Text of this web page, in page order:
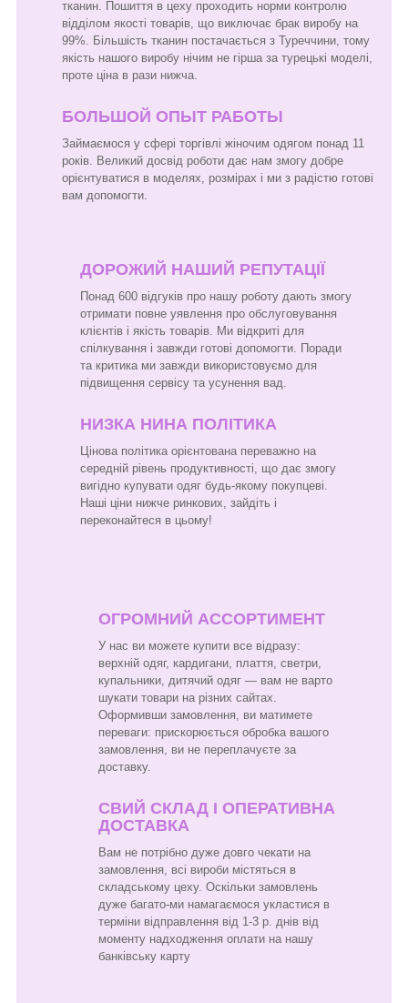
тканин. Пошиття в цеху проходить норми контролю
відділом якості товарів, що виключає брак виробу на
99%. Більшість тканин постачається з Туреччини, тому
якість нашого виробу нічим не гірша за турецькі моделі,
проте ціна в рази нижча.
БОЛЬШОЙ ОПЫТ РАБОТЫ
Займаємося у сфері торгівлі жіночим одягом понад 11
років. Великий досвід роботи дає нам змогу добре
орієнтуватися в моделях, розмірах і ми з радістю готові
вам допомогти.
ДОРОЖИЙ НАШИЙ РЕПУТАЦІЇ
Понад 600 відгуків про нашу роботу дають змогу
отримати повне уявлення про обслуговування
клієнтів і якість товарів. Ми відкриті для
спілкування і завжди готові допомогти. Поради
та критика ми завжди використовуємо для
підвищення сервісу та усунення вад.
НИЗКА НИНА ПОЛІТИКА
Цінова політика орієнтована переважно на
середній рівень продуктивності, що дає змогу
вигідно купувати одяг будь-якому покупцеві.
Наші ціни нижче ринкових, зайдіть і
переконайтеся в цьому!
ОГРОМНИЙ АССОРТИМЕНТ
У нас ви можете купити все відразу:
верхній одяг, кардигани, плаття, светри,
купальники, дитячий одяг — вам не варто
шукати товари на різних сайтах.
Оформивши замовлення, ви матимете
переваги: прискорюється обробка вашого
замовлення, ви не переплачуєте за
доставку.
СВИЙ СКЛАД І ОПЕРАТИВНА
ДОСТАВКА
Вам не потрібно дуже довго чекати на
замовлення, всі вироби містяться в
складському цеху. Оскільки замовлень
дуже багато-ми намагаємося укластися в
терміни відправлення від 1-3 р. днів від
моменту надходження оплати на нашу
банківську карту